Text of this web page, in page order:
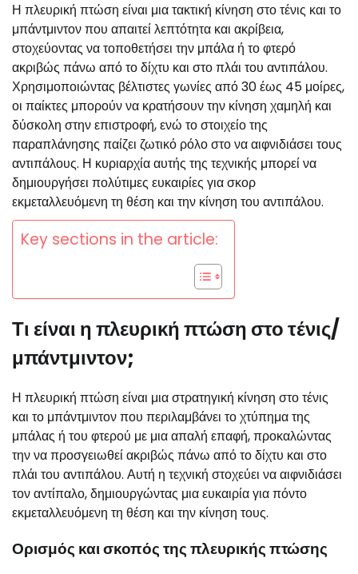
Η πλευρική πτώση είναι μια τακτική κίνηση στο τένις και το
μπάντμιντον που απαιτεί λεπτότητα και ακρίβεια,
στοχεύοντας να τοποθετήσει την μπάλα ή το φτερό
ακριβώς πάνω από το δίχτυ και στο πλάι του αντιπάλου.
Χρησιμοποιώντας βέλτιστες γωνίες από 30 έως 45 μοίρες,
οι παίκτες μπορούν να κρατήσουν την κίνηση χαμηλή και
δύσκολη στην επιστροφή, ενώ το στοιχείο της
παραπλάνησης παίζει ζωτικό ρόλο στο να αιφνιδιάσει τους
αντιπάλους. Η κυριαρχία αυτής της τεχνικής μπορεί να
δημιουργήσει πολύτιμες ευκαιρίες για σκορ
εκμεταλλευόμενη τη θέση και την κίνηση του αντιπάλου.
Key sections in the article:
Τι είναι η πλευρική πτώση στο τένις/
μπάντμιντον;
Η πλευρική πτώση είναι μια στρατηγική κίνηση στο τένις
και το μπάντμιντον που περιλαμβάνει το χτύπημα της
μπάλας ή του φτερού με μια απαλή επαφή, προκαλώντας
την να προσγειωθεί ακριβώς πάνω από το δίχτυ και στο
πλάι του αντιπάλου. Αυτή η τεχνική στοχεύει να αιφνιδιάσει
τον αντίπαλο, δημιουργώντας μια ευκαιρία για πόντο
εκμεταλλευόμενη τη θέση και την κίνηση τους.
Ορισμός και σκοπός της πλευρικής πτώσης